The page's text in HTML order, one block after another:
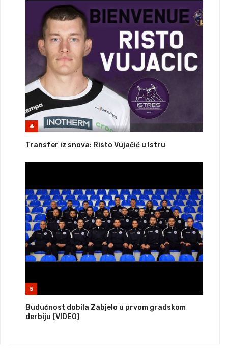
4
Transfer iz snova: Risto Vujačić u Istru
5
Budućnost dobila Zabjelo u prvom gradskom
derbiju (VIDEO)